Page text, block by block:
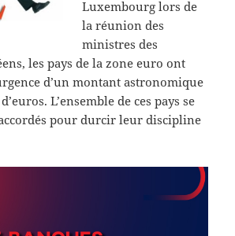
Luxembourg lors de
la réunion des
ministres des
les pays de la zone euro ont
d’un montant astronomique
L’ensemble de ces pays se
pour durcir leur discipline